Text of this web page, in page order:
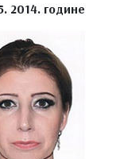
2014. године